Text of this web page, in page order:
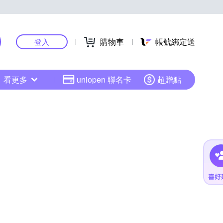
登入 購物車 帳號綁定送
看更多 uniopen 聯名卡 超贈點